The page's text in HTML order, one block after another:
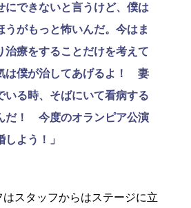
にできないと言うけど、僕は
うがもっと怖いんだ。今はま
治療をすることだけを考えて
は僕が治してあげるよ！ 妻
いる時、そばにいて看病する
だ！ 今度のオランピア公演
よう！」
スタッフからはステージに立